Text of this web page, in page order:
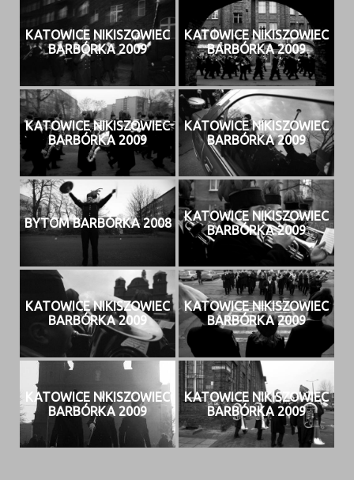
KATOWICE NIKISZOWIEC
BARBÓRKA 2009
KATOWICE NIKISZOWIEC
BARBÓRKA 2009
KATOWICE NIKISZOWIEC
BARBÓRKA 2009
KATOWICE NIKISZOWIEC
BARBÓRKA 2009
BYTOM BARBÓRKA 2008
KATOWICE NIKISZOWIEC
BARBÓRKA 2009
KATOWICE NIKISZOWIEC
BARBÓRKA 2009
KATOWICE NIKISZOWIEC
BARBÓRKA 2009
KATOWICE NIKISZOWIEC
BARBÓRKA 2009
KATOWICE NIKISZOWIEC
BARBÓRKA 2009